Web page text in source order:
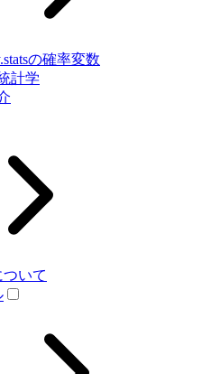
の確率変数
計学
いて